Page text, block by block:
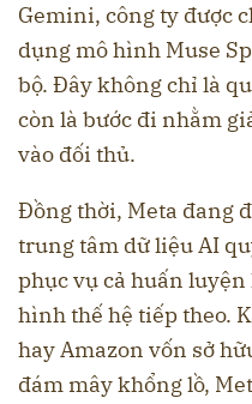
Gemini, công ty được
dụng mô hình Muse
bộ. Đây không chỉ là
còn là bước đi nhằm
vào đối thủ.
Đồng thời, Meta đang
trung tâm dữ liệu AI
phục vụ cả huấn
hình thế hệ tiếp theo.
hay Amazon vốn sở
đám mây khổng lồ,